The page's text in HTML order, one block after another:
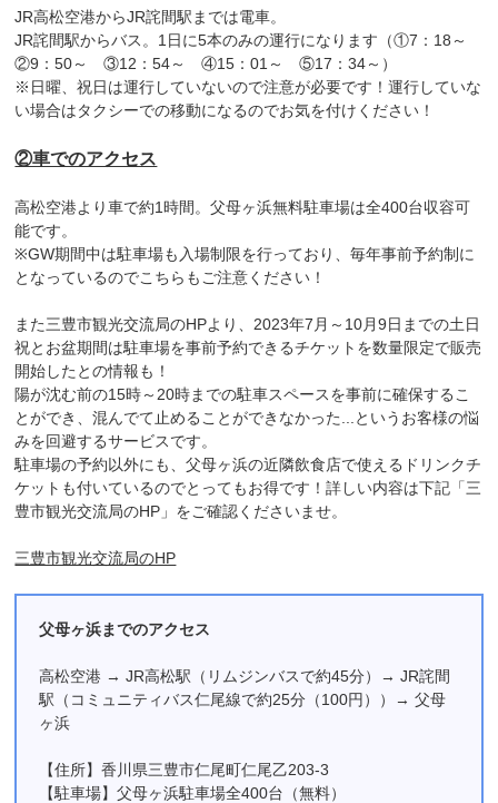
JR高松空港からJR詫間駅までは電車。
JR詫間駅からバス。1日に5本のみの運行になります（①7：18～
②9：50～ ③12：54～ ④15：01～ ⑤17：34～）
※日曜、祝日は運行していないので注意が必要です！運行していな
い場合はタクシーでの移動になるのでお気を付けください！
②車でのアクセス
高松空港より車で約1時間。父母ヶ浜無料駐車場は全400台収容可
能です。
※GW期間中は駐車場も入場制限を行っており、毎年事前予約制に
となっているのでこちらもご注意ください！
また三豊市観光交流局のHPより、2023年7月～10月9日までの土日
祝とお盆期間は駐車場を事前予約できるチケットを数量限定で販売
開始したとの情報も！
陽が沈む前の15時～20時までの駐車スペースを事前に確保するこ
とができ、混んでて止めることができなかった...というお客様の悩
みを回避するサービスです。
駐車場の予約以外にも、父母ヶ浜の近隣飲食店で使えるドリンクチ
ケットも付いているのでとってもお得です！詳しい内容は下記「三
豊市観光交流局のHP」をご確認くださいませ。
三豊市観光交流局のHP
父母ヶ浜までのアクセス
高松空港 → JR高松駅（リムジンバスで約45分）→ JR詫間
駅（コミュニティバス仁尾線で約25分（100円））→ 父母
ヶ浜
【住所】香川県三豊市仁尾町仁尾乙203-3
【駐車場】父母ヶ浜駐車場全400台（無料）